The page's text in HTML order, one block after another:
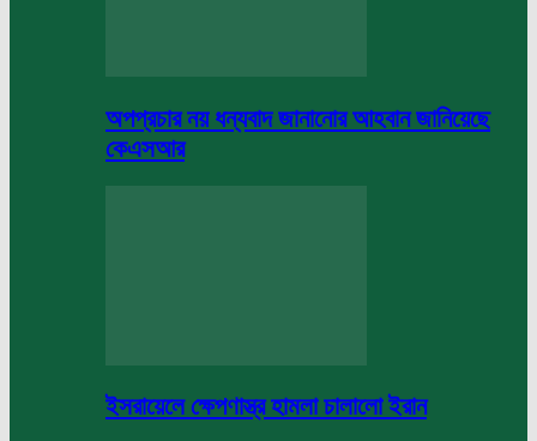
অপপ্রচার নয় ধন্যবাদ জানানোর আহবান জানিয়েছে
কেএসআর
ইসরায়েলে ক্ষেপণাস্ত্র হামলা চালালো ইরান